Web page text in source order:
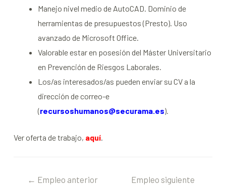
Manejo nivel medio de AutoCAD. Dominio de
herramientas de presupuestos (Presto). Uso
avanzado de Microsoft Office.
Valorable estar en posesión del Máster Universitario
en Prevención de Riesgos Laborales.
Los/as interesados/as pueden enviar su CV a la
dirección de correo-e
(recursoshumanos@securama.es).
Ver oferta de trabajo, aquí.
← Empleo anterior
Empleo siguiente